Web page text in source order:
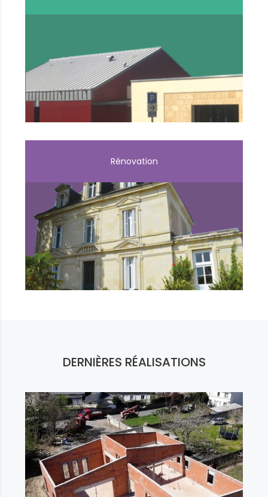
Rénovation
DERNIÈRES RÉALISATIONS